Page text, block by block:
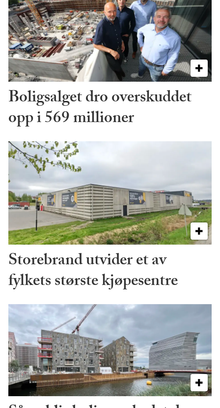
Boligsalget dro overskuddet
opp i 569 millioner
Storebrand utvider et av
fylkets største kjøpesentre